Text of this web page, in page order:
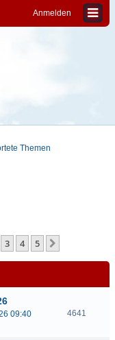
Anmelden
Themen
3 4 5
09:40
4641